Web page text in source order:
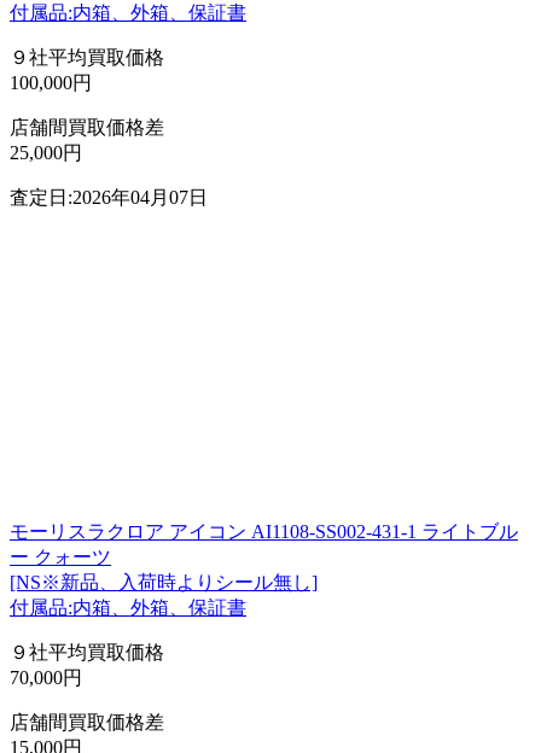
付属品:内箱、外箱、保証書
９社平均買取価格
100,000円
店舗間買取価格差
25,000円
査定日:2026年04月07日
モーリスラクロア アイコン AI1108-SS002-431-1 ライトブル
ー クォーツ
[NS※新品、入荷時よりシール無し]
付属品:内箱、外箱、保証書
９社平均買取価格
70,000円
店舗間買取価格差
15,000円